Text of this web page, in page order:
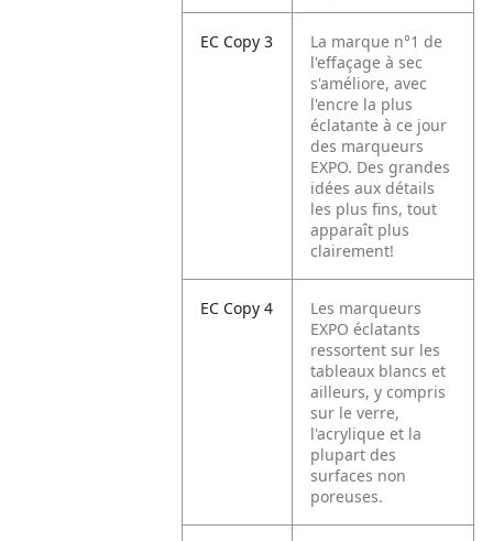
EC Copy 3
La marque n°1 de
l'effaçage à sec
s'améliore, avec
l'encre la plus
éclatante à ce jour
des marqueurs
EXPO. Des grandes
idées aux détails
les plus fins, tout
apparaît plus
clairement!
EC Copy 4
Les marqueurs
EXPO éclatants
ressortent sur les
tableaux blancs et
ailleurs, y compris
sur le verre,
l'acrylique et la
plupart des
surfaces non
poreuses.